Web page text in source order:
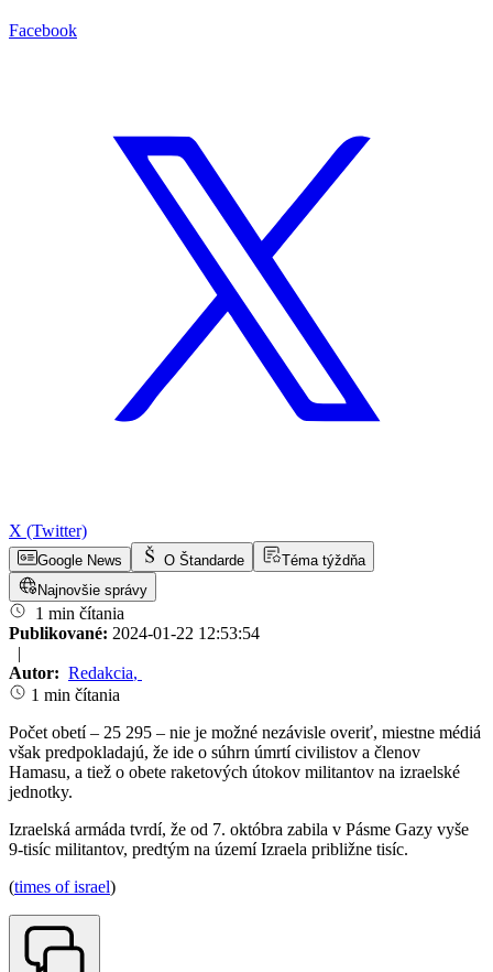
Facebook
X (Twitter)
Google News O Štandarde
Téma týždňa
Najnovšie správy
1 min čítania
Publikované: 2024-01-22 12:53:54
|
Autor: Redakcia,
1 min čítania
Počet obetí – 25 295 – nie je možné nezávisle overiť, miestne médiá
však predpokladajú, že ide o súhrn úmrtí civilistov a členov
Hamasu, a tiež o obete raketových útokov militantov na izraelské
jednotky.
Izraelská armáda tvrdí, že od 7. októbra zabila v Pásme Gazy vyše
9-tisíc militantov, predtým na území Izraela približne tisíc.
(times of israel)